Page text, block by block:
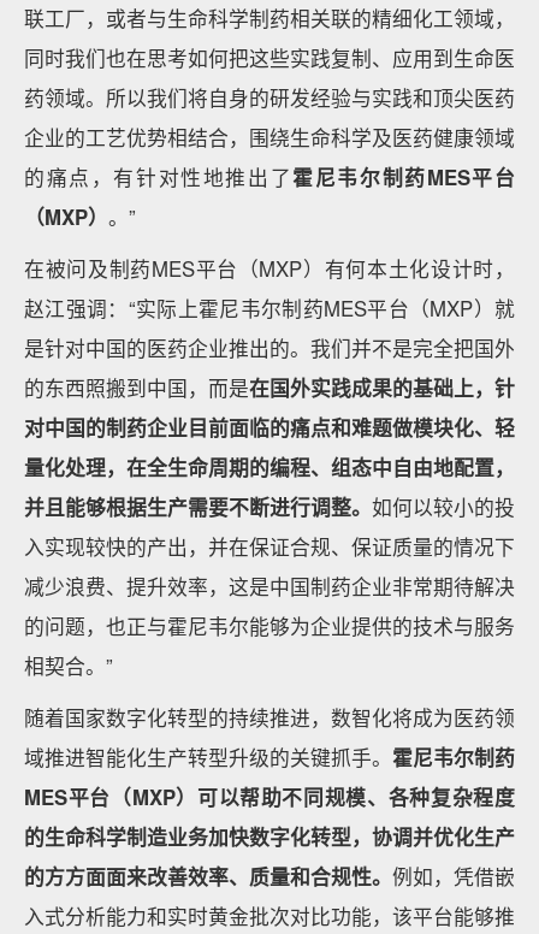
联工厂，或者与生命科学制药相关联的精细化工领域，
同时我们也在思考如何把这些实践复制、应用到生命医
药领域。所以我们将自身的研发经验与实践和顶尖医药
企业的工艺优势相结合，围绕生命科学及医药健康领域
的痛点，有针对性地推出了霍尼韦尔制药MES平台
（MXP） 。”
在被问及制药MES平台（MXP）有何本土化设计时，
赵江强调：“实际上霍尼韦尔制药MES平台（MXP）就
是针对中国的医药企业推出的。我们并不是完全把国外
的东西照搬到中国，而是在国外实践成果的基础上，针
对中国的制药企业目前面临的痛点和难题做模块化、轻
量化处理，在全生命周期的编程、组态中自由地配置，
并且能够根据生产需要不断进行调整。 如何以较小的投
入实现较快的产出，并在保证合规、保证质量的情况下
减少浪费、提升效率，这是中国制药企业非常期待解决
的问题，也正与霍尼韦尔能够为企业提供的技术与服务
相契合。”
随着国家数字化转型的持续推进，数智化将成为医药领
域推进智能化生产转型升级的关键抓手。 霍尼韦尔制药
MES平台（MXP）可以帮助不同规模、各种复杂程度
的生命科学制造业务加快数字化转型，协调并优化生产
的方方面面来改善效率、质量和合规性。 例如，凭借嵌
入式分析能力和实时黄金批次对比功能，该平台能够推